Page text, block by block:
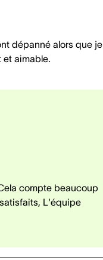
dépanné alors que
et aimable.
compte beaucoup
L'équipe